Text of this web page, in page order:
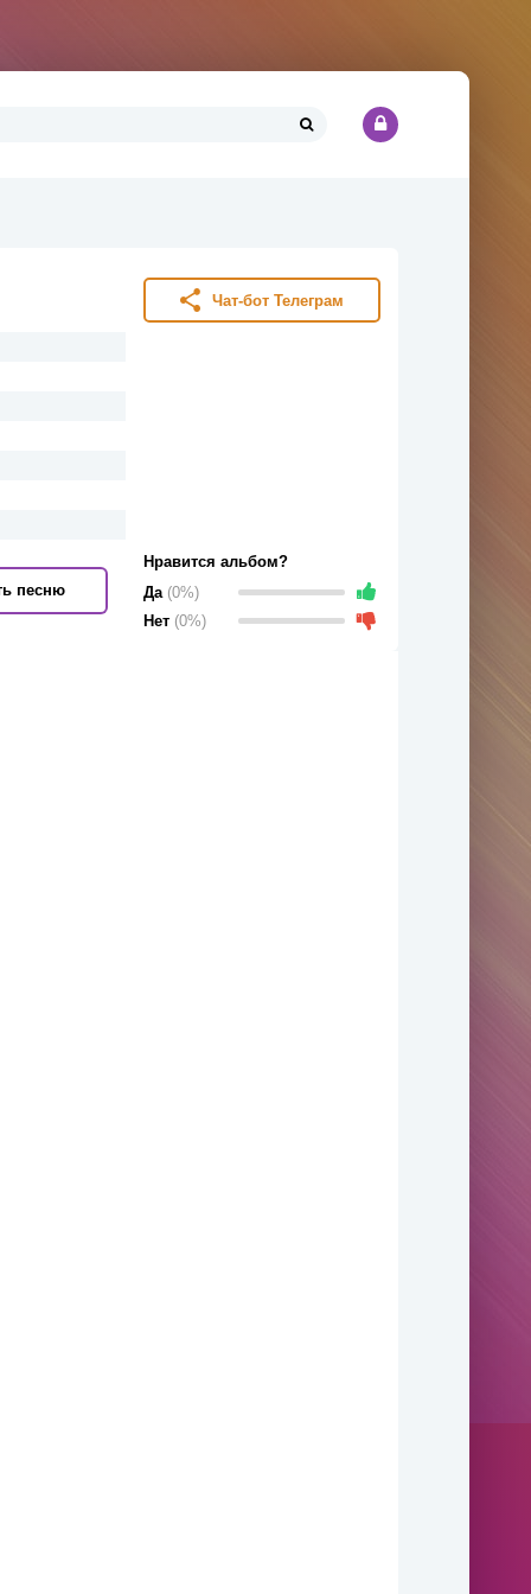
песню
Чат-бот Телеграм
Нравится альбом?
Да (0%)
Нет (0%)